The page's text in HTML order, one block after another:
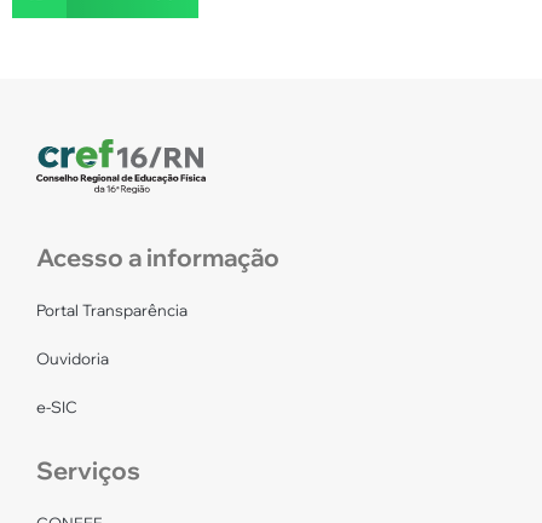
Acesso a informação
Portal Transparência
Ouvidoria
e-SIC
Serviços